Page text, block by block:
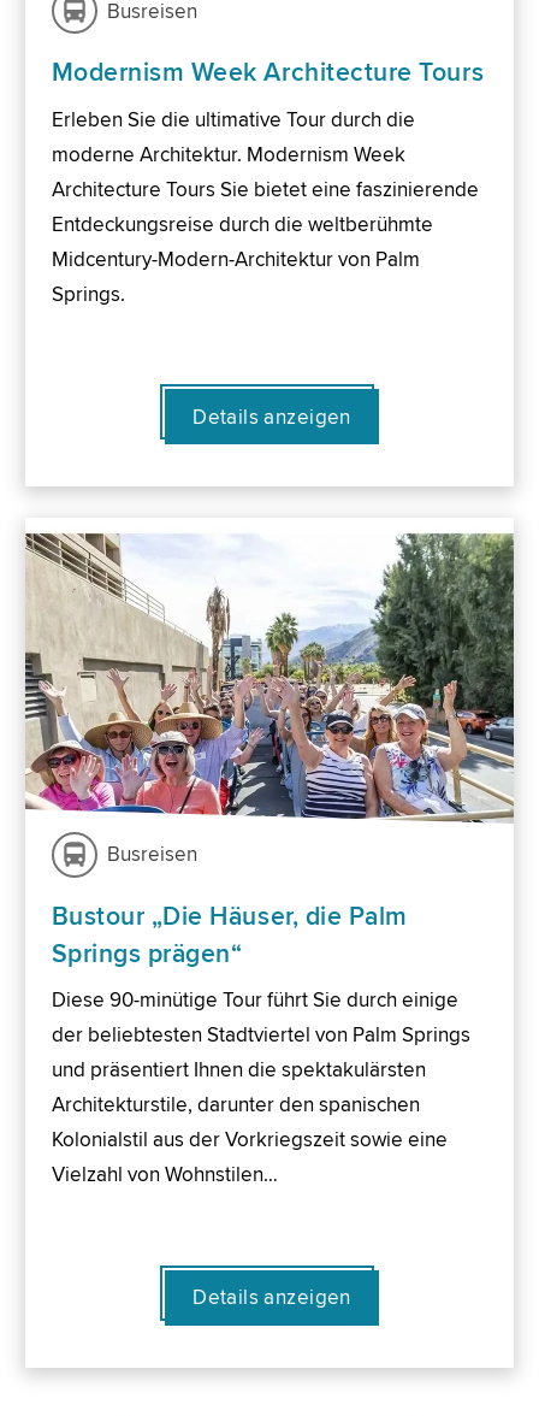
Busreisen
Modernism Week Architecture Tours
Erleben Sie die ultimative Tour durch die
moderne Architektur. Modernism Week
Architecture Tours Sie bietet eine faszinierende
Entdeckungsreise durch die weltberühmte
Midcentury-Modern-Architektur von Palm
Springs.
Details anzeigen
Busreisen
Bustour „Die Häuser, die Palm
Springs prägen“
Diese 90-minütige Tour führt Sie durch einige
der beliebtesten Stadtviertel von Palm Springs
und präsentiert Ihnen die spektakulärsten
Architekturstile, darunter den spanischen
Kolonialstil aus der Vorkriegszeit sowie eine
Vielzahl von Wohnstilen…
Details anzeigen